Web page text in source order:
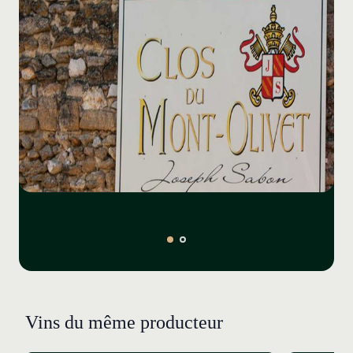
révéler dans le temps. Thierry Sabon oriente les
vinifications du domaine vers plus de raffinement
depuis les entrées de gamme jusqu’à la grande cuvée
de châteauneuf-du-pape.
La vinification est conduite avec quelques remontages
et délestages sans recherche d’une extraction maximale
à 100 % en cuve béton. La macération dure 35 jours.
Jus de presse et jus de goutte sont élevés séparément
en cuve puis assemblés au bout de quelques mois et
logés en cuves, foudres, demi-muids et fûts. Le
: 68% en foudre, 26% en cuve béton, 6% en cuve acier.
(90 %) complétées par 5 % de mourvèdre et 5 % de
syrah, fermentent ensemble. La macération dure 40
Vins du même producteur